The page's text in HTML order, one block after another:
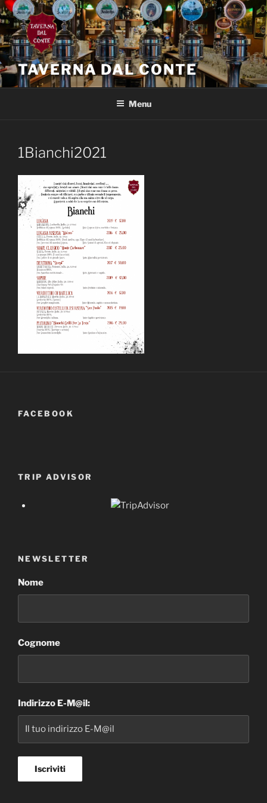
Salta
al
contenuto
TAVERNA DAL CONTE
Menu
1Bianchi2021
FACEBOOK
TRIP ADVISOR
NEWSLETTER
Nome
Cognome
Indirizzo E-M@il: